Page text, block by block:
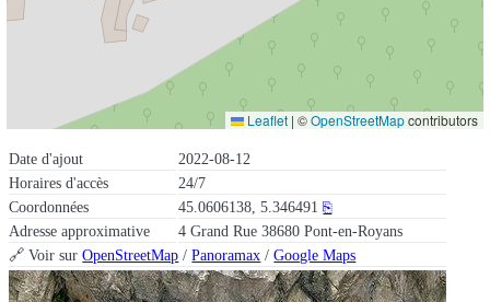
Date d'ajout
2022-08-12
Horaires d'accès
24/7
Coordonnées
45.0606138, 5.346491 ⎘
Adresse approximative
4 Grand Rue 38680 Pont-en-Royans
🔗 Voir surOpenStreetMap /Panoramax /Google Maps
Leaflet | ©OpenStreetMapcontributors